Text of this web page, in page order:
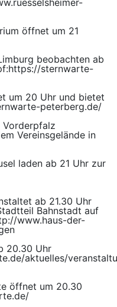
öffnet um 21
beobachten ab
https://sternwarte-
um 20 Uhr und bietet
peterberg.de/
Vorderpfalz
Vereinsgelände in
laden ab 21 Uhr zur
ab 21.30 Uhr
Bahnstadt auf
www.haus-der-
20.30 Uhr
aktuelles/
öffnet um 20.30